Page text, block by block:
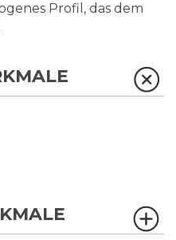
Profil, das dem